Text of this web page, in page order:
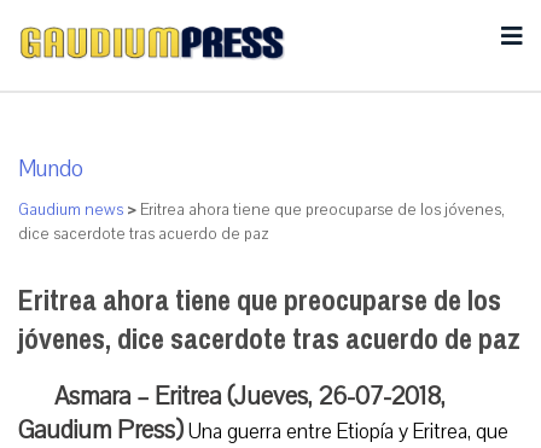
Mundo
Gaudium news > Eritrea ahora tiene que preocuparse de los jóvenes,
dice sacerdote tras acuerdo de paz
Eritrea ahora tiene que preocuparse de los
jóvenes, dice sacerdote tras acuerdo de paz
Asmara – Eritrea (Jueves, 26-07-2018,
Gaudium Press)Una guerra entre Etiopía y Eritrea, que